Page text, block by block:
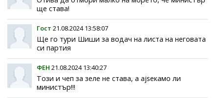
ще става!
Гост 21.08.2024 13:58:07
Ще го тури Шиши за водач на листа на неговата
си партия
ФЕН 21.08.2024 13:40:27
Този и чеп за зеле не става, а ajseкамо ли
министър!!!